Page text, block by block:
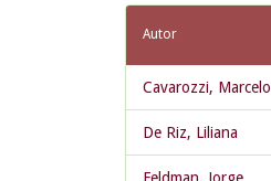
Autor
Cavarozzi, Marcelo
De Riz, Liliana